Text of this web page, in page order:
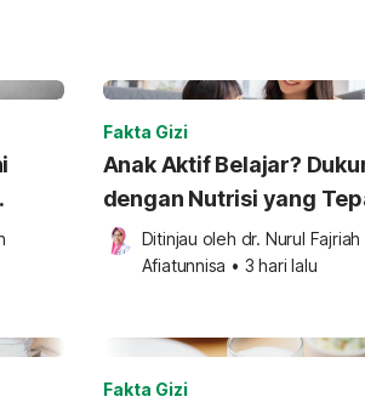
Fakta Gizi
Anak Aktif Belajar?
dengan Nutrisi yang
Setiap Hari
Ditinjau oleh dr. Nurul Fajriah
Afiatunnisa • 3 hari lalu
Fakta Gizi